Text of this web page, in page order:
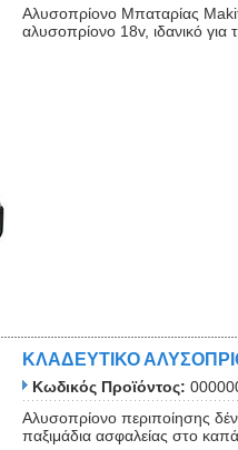
Αλυσοπρίονο Μπαταρίας
αλυσοπρίονο 18v, ιδανικό για
ΚΛΑΔΕΥΤΙΚΟ
Κωδικός Προϊόντος:
Αλυσοπρίονο περιποίησης
παξιμάδια ασφαλείας στο